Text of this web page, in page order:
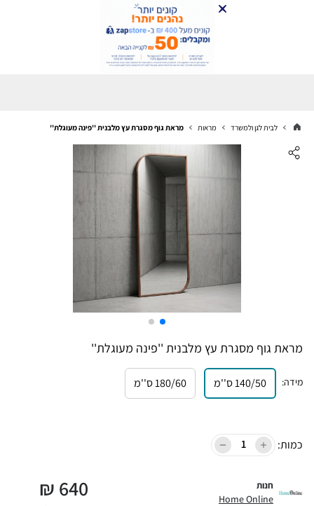
לבית לגן ולמשרד מראות מראת גוף מסגרת עץ מלבנית ''פינה מעוגלת''
מראת גוף מסגרת עץ מלבנית ''פינה מעוגלת''
מידה: 140/50 ס''מ 180/60 ס''מ
כמות:
חנות
Home Online
640
₪